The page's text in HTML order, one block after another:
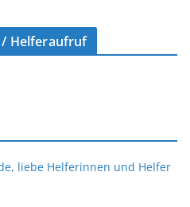
Helferaufruf
liebe Helferinnen und Helfer